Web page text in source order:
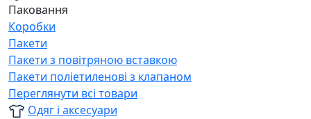
Паковання
Коробки
Пакети
Пакети з повітряною вставкою
Пакети поліетиленові з клапаном
Переглянути всі товари
Одяг і аксесуари